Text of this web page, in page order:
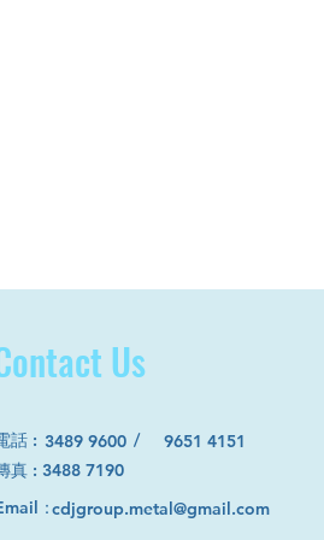
9651 4151
話 : /
：cdjgroup.metal@gmail.com
Us
3489 9600
真 : 3488 7190